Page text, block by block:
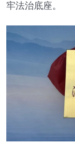
牢法治底座。